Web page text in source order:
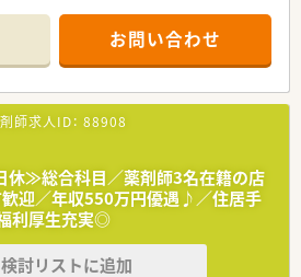
イフスタイルに合わせた就業できる環境で、
働きたい方
ている環境で働きたい方
！これからの同社を担ってくれるような
で落ち着いて働き続けることができる薬局
薬局」を目指し、
に根ざす調剤薬局のキメ細やかなサービス
える企業として成長を続けています。
お問い合わせ
師求人ID： 88908
休≫総合科目／薬剤師3名在籍の店
迎／年収550万円優遇♪／住居手
利厚生充実◎
検討リストに追加